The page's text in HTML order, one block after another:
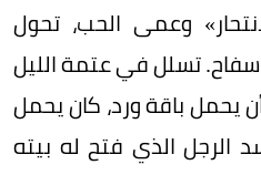
وعمى الحب، تحول
تسلل في عتمة الليل
يحمل باقة ورد، كان يحمل
الرجل الذي فتح له بيته